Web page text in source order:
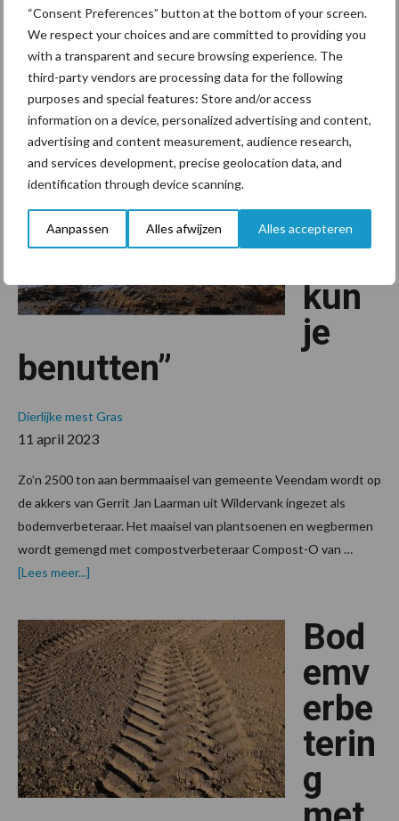
“Consent Preferences” button at the bottom of your screen.
We respect your choices and are committed to providing you
with a transparent and secure browsing experience. The
third-party vendors are processing data for the following
purposes and special features: Store and/or access
information on a device, personalized advertising and content,
advertising and content measurement, audience research,
and services development, precise geolocation data, and
identification through device scanning.
Aanpassen Alles afwijzen Alles accepteren
Er wordt een Mestpilot in Noord Holland uitgezet. Daar zijn
partijen voor nodig die hier aan mee willen werken. Veehouders
maar ook de afnemers, waaronder akkerbouwers en tuinders zijn
“Wat
vervl
ucht
kun
je
benutten”
Dierlijke mest Gras
11 april 2023
Zo’n 2500 ton aan bermmaaisel van gemeente Veendam wordt op
de akkers van Gerrit Jan Laarman uit Wildervank ingezet als
bodemverbeteraar. Het maaisel van plantsoenen en wegbermen
wordt gemengd met compostverbeteraar Compost-O van …
[Lees meer...]
je
benutten”
Bod
emv
erbe
terin
g